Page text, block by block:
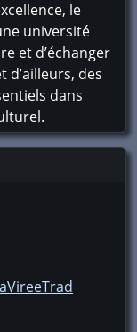
le
université
et d’échanger
d’ailleurs, des
dans